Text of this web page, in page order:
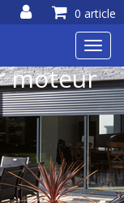
0 article
moteur